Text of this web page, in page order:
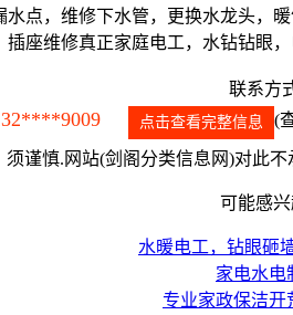
点，维修下水管，更换水龙头
座维修真正家庭电工，水钻钻眼
联系方
点击查看完整信息 (
谨慎.网站(剑阁分类信息网)对此
可能感兴
水暖电工，钻眼砸
家电水电
专业家政保洁开